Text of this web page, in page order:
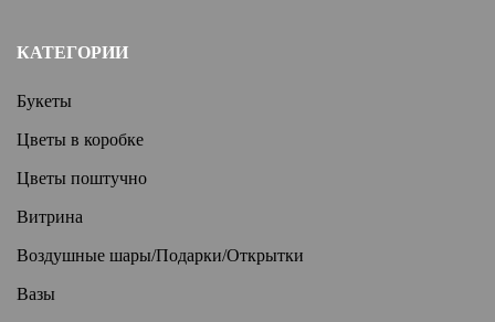
КАТЕГОРИИ
Букеты
Цветы в коробке
Цветы поштучно
Витрина
Воздушные шары/Подарки/Открытки
Вазы